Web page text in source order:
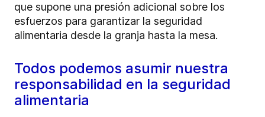
que supone una presión adicional sobre los
esfuerzos para garantizar la seguridad
alimentaria desde la granja hasta la mesa.
Todos podemos asumir nuestra
responsabilidad en la seguridad
alimentaria